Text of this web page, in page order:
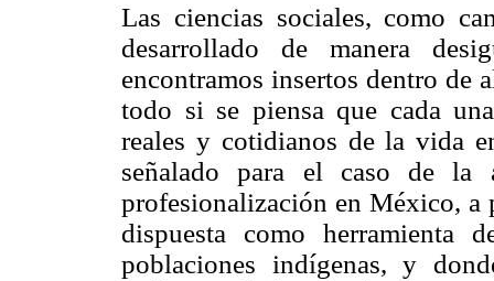
Las ciencias sociales, como
desarrollado de manera
encontramos insertos dentro de
todo si se piensa que cada
reales y cotidianos de la vida
señalado para el caso de la
profesionalización en México, a
dispuesta como herramienta
poblaciones indígenas, y